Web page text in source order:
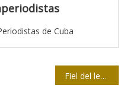
de Cuba
Fiel del lenguaje 52 / ¿Se maduran las latas?